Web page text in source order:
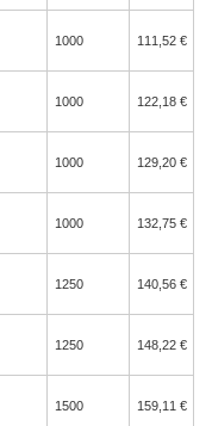
1000 111,52 €
1000 122,18 €
1000 129,20 €
1000 132,75 €
1250 140,56 €
1250 148,22 €
1500 159,11 €